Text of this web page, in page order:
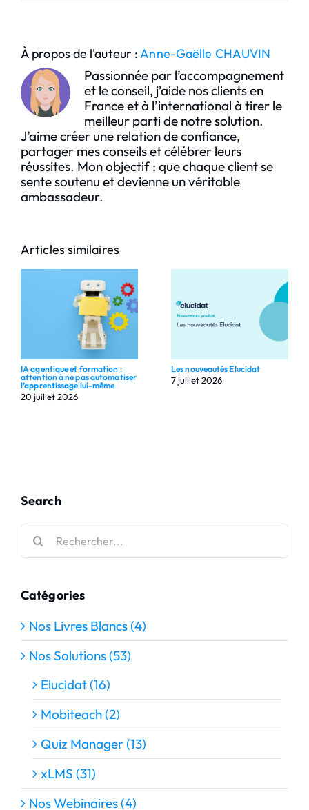
À propos de l'auteur :Anne-Gaëlle CHAUVIN
Passionnée par l’accompagnement
et le conseil, j’aide nos clients en
France et à l’international à tirer le
meilleur parti de notre solution.
J’aime créer une relation de confiance,
partager mes conseils et célébrer leurs
réussites. Mon objectif : que chaque client se
sente soutenu et devienne un véritable
ambassadeur.
Articles similaires
IA agentique et formation :
attention à ne pas automatiser
l’apprentissage lui-même
20 juillet 2026
Les nouveautés Elucidat
7 juillet 2026
Search
Rechercher:
Catégories
Nos Livres Blancs (4)
Nos Solutions (53)
Elucidat (16)
Mobiteach (2)
Quiz Manager (13)
xLMS (31)
Nos Webinaires (4)